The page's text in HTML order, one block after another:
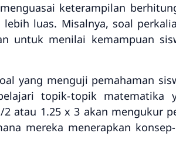
keterampilan
luas. Misalnya, soal
untuk menilai kemampuan
yang menguji pemahaman
topik-topik matematika
atau 1.25 x 3 akan mengukur
mereka menerapkan